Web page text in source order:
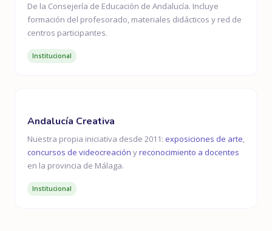
De la Consejería de Educación de Andalucía. Incluye
formación del profesorado, materiales didácticos y red de
centros participantes.
Institucional
Andalucía Creativa
Nuestra propia iniciativa desde 2011: exposiciones de arte,
concursos de videocreación yreconocimiento a docentes
en la provincia de Málaga.
Institucional